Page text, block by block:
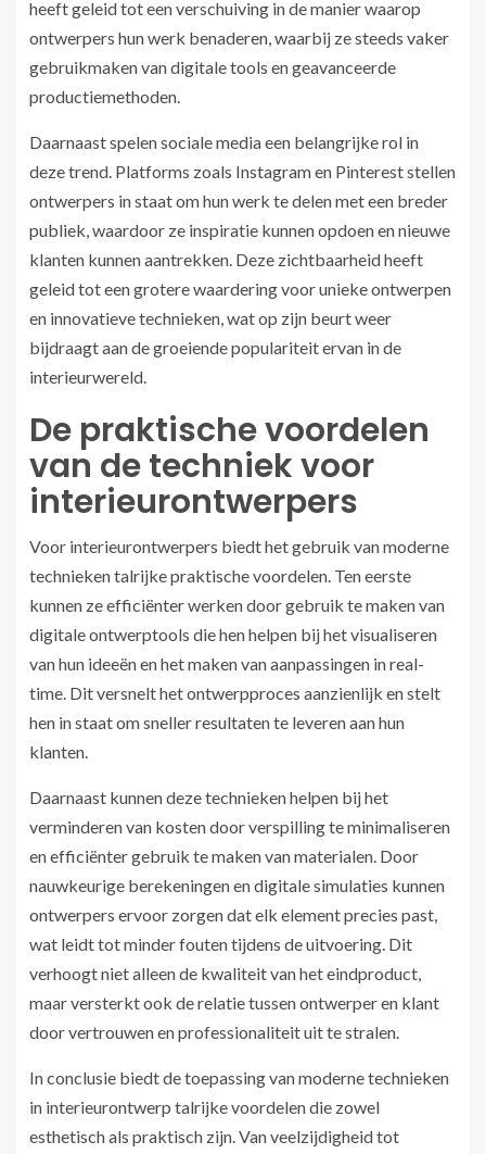
heeft geleid tot een verschuiving in de manier waarop
ontwerpers hun werk benaderen, waarbij ze steeds vaker
gebruikmaken van digitale tools en geavanceerde
productiemethoden.
Daarnaast spelen sociale media een belangrijke rol in
deze trend. Platforms zoals Instagram en Pinterest stellen
ontwerpers in staat om hun werk te delen met een breder
publiek, waardoor ze inspiratie kunnen opdoen en nieuwe
klanten kunnen aantrekken. Deze zichtbaarheid heeft
geleid tot een grotere waardering voor unieke ontwerpen
en innovatieve technieken, wat op zijn beurt weer
bijdraagt aan de groeiende populariteit ervan in de
interieurwereld.
De praktische voordelen
van de techniek voor
interieurontwerpers
Voor interieurontwerpers biedt het gebruik van moderne
technieken talrijke praktische voordelen. Ten eerste
kunnen ze efficiënter werken door gebruik te maken van
digitale ontwerptools die hen helpen bij het visualiseren
van hun ideeën en het maken van aanpassingen in real-
time. Dit versnelt het ontwerpproces aanzienlijk en stelt
hen in staat om sneller resultaten te leveren aan hun
klanten.
Daarnaast kunnen deze technieken helpen bij het
verminderen van kosten door verspilling te minimaliseren
en efficiënter gebruik te maken van materialen. Door
nauwkeurige berekeningen en digitale simulaties kunnen
ontwerpers ervoor zorgen dat elk element precies past,
wat leidt tot minder fouten tijdens de uitvoering. Dit
verhoogt niet alleen de kwaliteit van het eindproduct,
maar versterkt ook de relatie tussen ontwerper en klant
door vertrouwen en professionaliteit uit te stralen.
In conclusie biedt de toepassing van moderne technieken
in interieurontwerp talrijke voordelen die zowel
esthetisch als praktisch zijn. Van veelzijdigheid tot